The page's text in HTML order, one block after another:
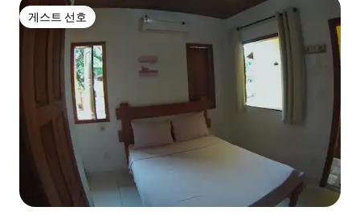
게스트 선호
게스트 선호